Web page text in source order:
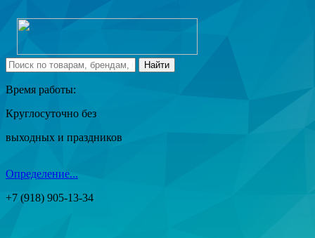
Время работы:
Круглосуточно без
выходных и праздников
Определение...
+7 (918) 905-13-34